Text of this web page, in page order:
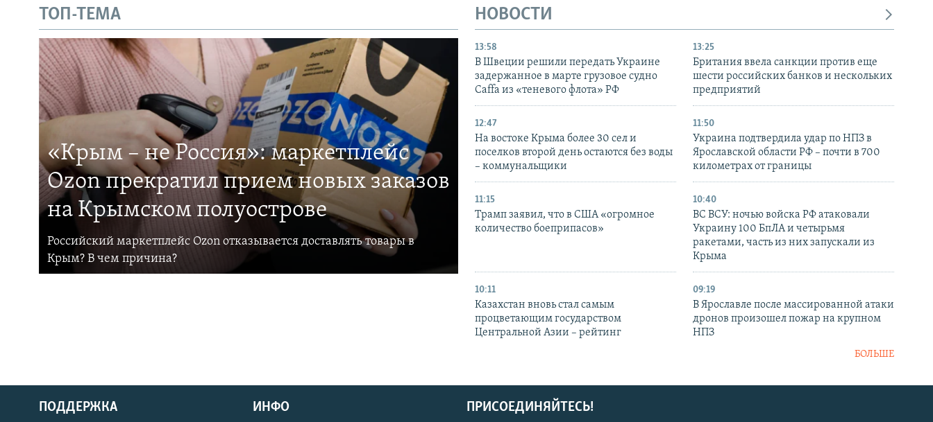
ТОП-ТЕМА
«Крым – не Россия»: маркетплейс
Ozon прекратил прием новых заказов
на Крымском полуострове
Российский маркетплейс Ozon отказывается доставлять товары в
Крым? В чем причина?
НОВОСТИ
13:58
В Швеции решили передать Украине
задержанное в марте грузовое судно
Caffa из «теневого флота» РФ
13:25
Британия ввела санкции против еще
шести российских банков и нескольких
предприятий
12:47
На востоке Крыма более 30 сел и
поселков второй день остаются без воды
– коммунальщики
11:50
Украина подтвердила удар по НПЗ в
Ярославской области РФ – почти в 700
километрах от границы
11:15
Трамп заявил, что в США «огромное
количество боеприпасов»
10:40
ВС ВСУ: ночью войска РФ атаковали
Украину 100 БпЛА и четырьмя
ракетами, часть из них запускали из
Крыма
10:11
Казахстан вновь стал самым
процветающим государством
Центральной Азии – рейтинг
09:19
В Ярославле после массированной атаки
дронов произошел пожар на крупном
НПЗ
БОЛЬШЕ
ПРИСОЕДИНЯЙТЕСЬ!
ПОДДЕРЖКА ИНФО